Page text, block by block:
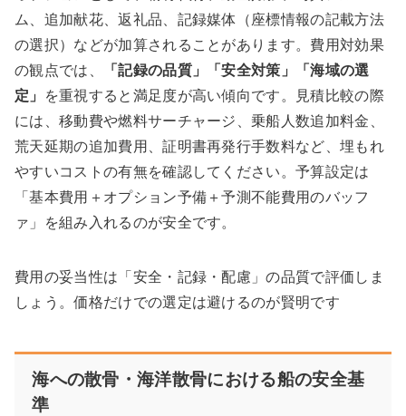
ム、追加献花、返礼品、記録媒体（座標情報の記載方法
の選択）などが加算されることがあります。費用対効果
の観点では、
「記録の品質」「安全対策」「海域の選
定」
を重視すると満足度が高い傾向です。見積比較の際
には、移動費や燃料サーチャージ、乗船人数追加料金、
荒天延期の追加費用、証明書再発行手数料など、埋もれ
やすいコストの有無を確認してください。予算設定は
「基本費用＋オプション予備＋予測不能費用のバッフ
ァ」を組み入れるのが安全です。
費用の妥当性は「安全・記録・配慮」の品質で評価しま
しょう。価格だけでの選定は避けるのが賢明です
海への散骨・海洋散骨における船の安全基
準